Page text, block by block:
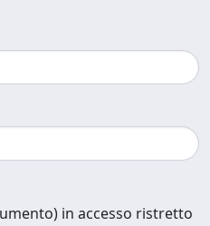
in accesso ristretto